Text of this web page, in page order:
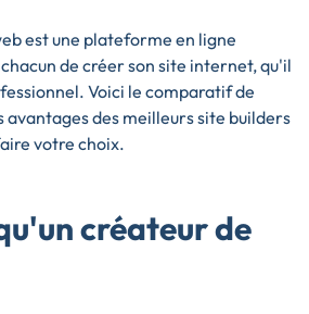
est une plateforme en ligne
de créer son site internet, qu'il
Voici le comparatif de
avantages des meilleurs site builders
votre choix.
créateur de